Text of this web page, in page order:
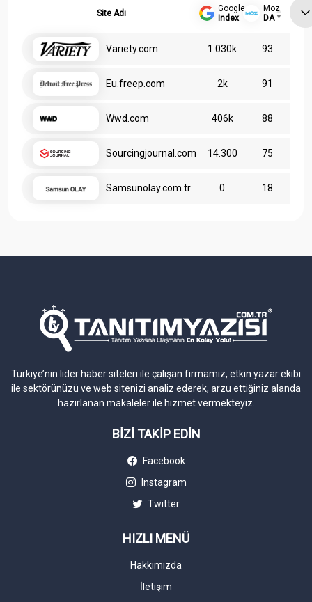
Site Adı
Google
Index
Moz
DA
Variety.com 1.030k 93
Eu.freep.com 2k 91
Wwd.com 406k 88
Sourcingjournal.com 14.300 75
Samsunolay.com.tr 0 18
Türkiye’nin lider haber siteleri ile çalışan firmamız, etkin yazar ekibi
ile sektörünüzü ve web sitenizi analiz ederek, arzu ettiğiniz alanda
hazırlanan makaleler ile hizmet vermekteyiz.
BİZİ TAKİP EDİN
Facebook
Instagram
Twitter
HIZLI MENÜ
Hakkımızda
İletişim